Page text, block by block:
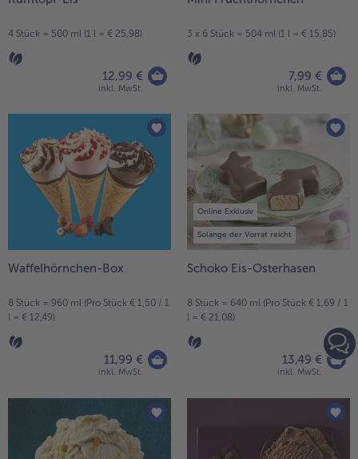
4 Stück = 500 ml (1 l = € 25,98)
12,99 €
inkl. MwSt.
3 x 6 Stück = 504 ml (1 l = € 15,85)
7,99 €
inkl. MwSt.
Waffelhörnchen-Box
8 Stück = 960 ml (Pro Stück € 1,50 / 1
l = € 12,49)
11,99 €
inkl. MwSt.
Online Exklusiv
Solange der Vorrat reicht
Schoko Eis-Osterhasen
8 Stück = 640 ml (Pro Stück € 1,69 / 1
l = € 21,08)
13,49 €
inkl. MwSt.